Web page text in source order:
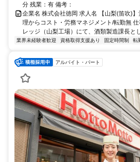
分 残業：有 備考：
企業名 株式会社徳岡 求人名 【山梨(笛吹)
理からコスト・労務マネジメント/転勤無
レッジ（山梨工場）にて、酒類製造課長と
業界未経験者歓迎 資格取得支援あり 固定時間制 転
アルバイト・パート